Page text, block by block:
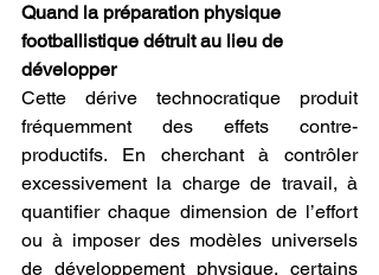
Quand la préparation physique
footballistique détruit au lieu de
développer
Cette dérive technocratique produit
fréquemment des effets contre-
productifs. En cherchant à contrôler
excessivement la charge de travail, à
quantifier chaque dimension de l’effort
ou à imposer des modèles universels
de développement physique, certains